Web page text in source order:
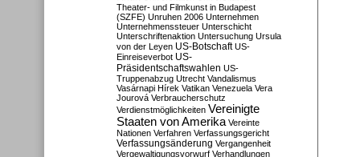
Theater- und Filmkunst in Budapest
(SZFE) Unruhen 2006 Unternehmen
Unternehmenssteuer Unterschicht
Unterschriftenaktion Untersuchung Ursula
von der Leyen US-Botschaft US-
Einreiseverbot US-
Präsidentschaftswahlen US-
Truppenabzug Utrecht Vandalismus
Vasárnapi Hírek Vatikan Venezuela Vera
Jourová Verbraucherschutz
Verdienstmöglichkeiten Vereinigte
Staaten von Amerika Vereinte
Nationen Verfahren Verfassungsgericht
Verfassungsänderung Vergangenheit
Vergewaltigungsvorwurf Verhandlungen